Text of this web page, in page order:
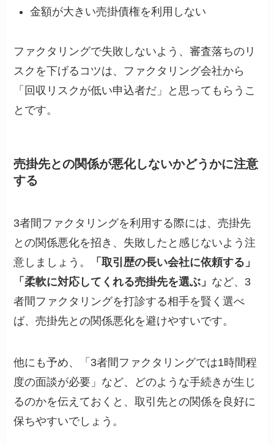
金額が大きい売掛債権を利用しない
ファクタリングで失敗しないよう、審査落ちのリ
スクを下げるコツは、ファクタリング会社から
「回収リスクが低い申込者だ」と思ってもらうこ
とです。
売掛先との関係が悪化しないかどうかに注意
する
3者間ファクタリングを利用する際には、売掛先
との関係悪化を招き、失敗したと感じないよう注
意しましょう。
「取引歴の長い会社に依頼する」
「柔軟に対応してくれる売掛先を選ぶ」 など、3
者間ファクタリングを打診する相手を賢く選べ
ば、売掛先との関係悪化を避けやすいです。
他にも予め、「3者間ファクタリングでは1時間程
度の面談が必要」など、どのような手続きが生じ
るのかを伝えておくと、取引先との関係を良好に
保ちやすいでしょう。